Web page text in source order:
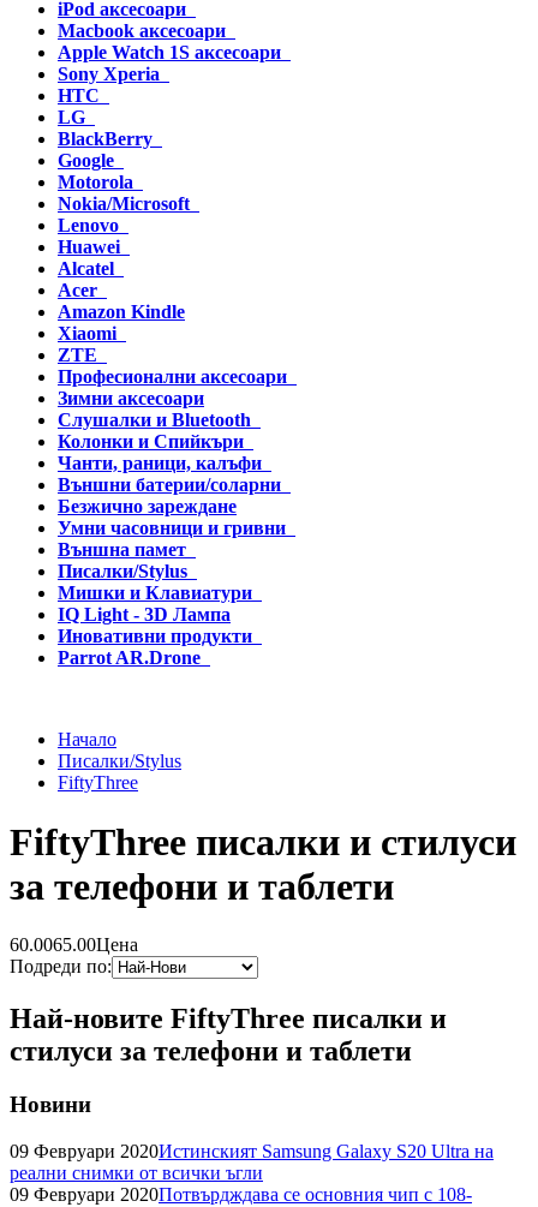
iPod аксесоари
Macbook аксесоари
Apple Watch 1S аксесоари
Sony Xperia
HTC
LG
BlackBerry
Google
Motorola
Nokia/Microsoft
Lenovo
Huawei
Alcatel
Acer
Amazon Kindle
Xiaomi
ZTE
Професионални аксесоари
Зимни аксесоари
Слушалки и Bluetooth
Колонки и Спийкъри
Чанти, раници, калъфи
Външни батерии/соларни
Безжично зареждане
Умни часовници и гривни
Външна памет
Писалки/Stylus
Мишки и Клавиатури
IQ Light - 3D Лампа
Иновативни продукти
Parrot AR.Drone
Начало
Писалки/Stylus
FiftyThree
FiftyThree писалки и стилуси
за телефони и таблети
60.0065.00Цена
Подреди по:
Най-новите FiftyThree писалки и
стилуси за телефони и таблети
Новини
09 Февруари 2020Истинският Samsung Galaxy S20 Ultra на
реални снимки от всички ъгли
09 Февруари 2020Потвърдждава се основния чип с 108-